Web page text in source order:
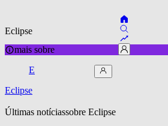
Eclipse
mais sobre
E
Eclipse
Últimas notíciassobre Eclipse